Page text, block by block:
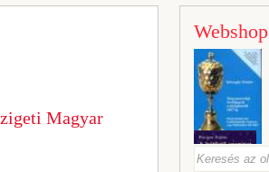
Magyar
Webshop